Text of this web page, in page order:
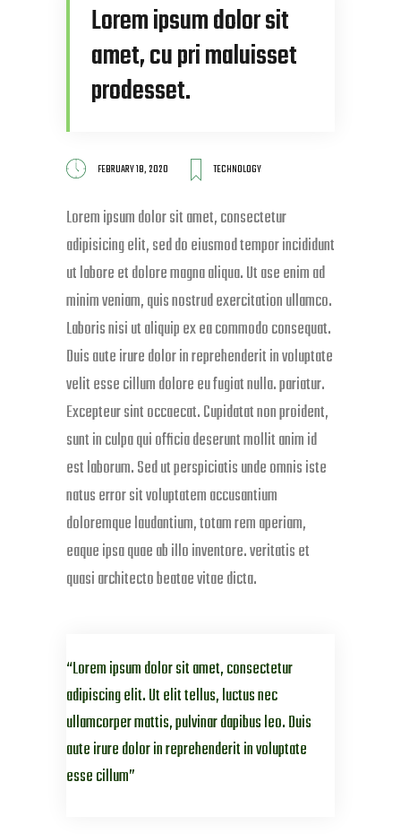
Lorem ipsum dolor sit
amet, cu pri maluisset
prodesset.
FEBRUARY 18, 2020 TECHNOLOGY
Lorem ipsum dolor sit amet, consectetur
adipisicing elit, sed do eiusmod tempor incididunt
ut labore et dolore magna aliqua. Ut ase enim ad
minim veniam, quis nostrud exercitation ullamco.
Laboris nisi ut aliquip ex ea commodo consequat.
Duis aute irure dolor in reprehenderit in voluptate
velit esse cillum dolore eu fugiat nulla. pariatur.
Excepteur sint occaecat. Cupidatat non proident,
sunt in culpa qui officia deserunt mollit anim id
est laborum. Sed ut perspiciatis unde omnis iste
natus error sit voluptatem accusantium
doloremque laudantium, totam rem aperiam,
eaque ipsa quae ab illo inventore. veritatis et
quasi architecto beatae vitae dicta.
Lorem ipsum dolor sit amet, consectetur
adipiscing elit. Ut elit tellus, luctus nec
ullamcorper mattis, pulvinar dapibus leo. Duis
aute irure dolor in reprehenderit in voluptate
esse cillum